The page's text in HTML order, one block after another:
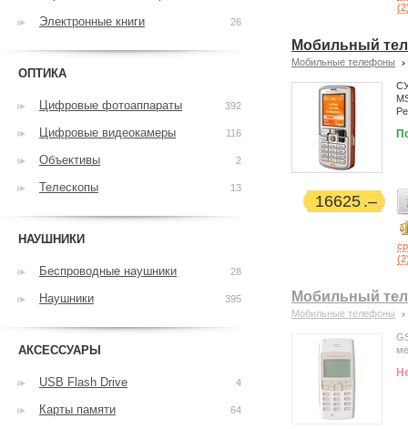
(2
Мобильный
Мобильные телефоны
16625
(2
Мобильный
Мобильные телефоны
Электронные книги 26
ОПТИКА
Цифровые фотоаппараты 392
Цифровые видеокамеры 116
Объективы 2
Телескопы 13
НАУШНИКИ
Беспроводные наушники 28
Наушники 395
АКСЕССУАРЫ
USB Flash Drive 4
Карты памяти 64